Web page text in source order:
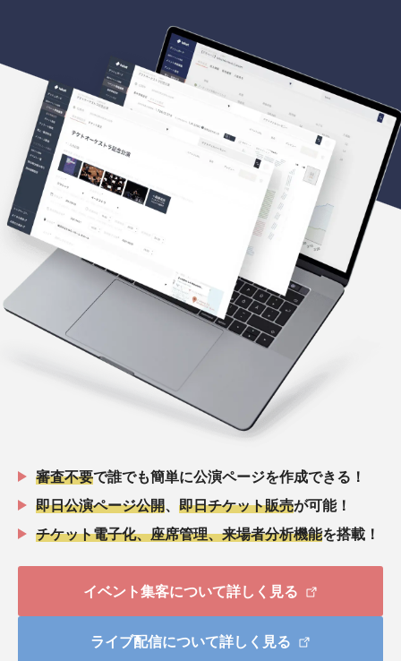
審査不要で誰でも簡単に公演ページを作成できる！
即日公演ページ公開
即日チケット販売が可能！
チケット電子化、座席管理、来場者分析機能を搭載！
イベント集客について詳しく見る
ライブ配信について詳しく見る